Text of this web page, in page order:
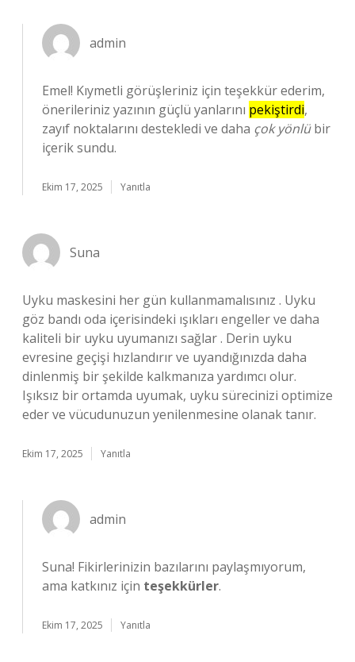
admin
Emel! Kıymetli görüşleriniz için teşekkür ederim,
önerileriniz yazının güçlü yanlarını pekiştirdi,
zayıf noktalarını destekledi ve daha çok yönlübir
içerik sundu.
Ekim 17, 2025 Yanıtla
Suna
Uyku maskesini her gün kullanmamalısınız . Uyku
göz bandı oda içerisindeki ışıkları engeller ve daha
kaliteli bir uyku uyumanızı sağlar . Derin uyku
evresine geçişi hızlandırır ve uyandığınızda daha
dinlenmiş bir şekilde kalkmanıza yardımcı olur.
Işıksız bir ortamda uyumak, uyku sürecinizi optimize
eder ve vücudunuzun yenilenmesine olanak tanır.
Ekim 17, 2025 Yanıtla
admin
Suna! Fikirlerinizin bazılarını paylaşmıyorum,
ama katkınız için teşekkürler.
Ekim 17, 2025 Yanıtla